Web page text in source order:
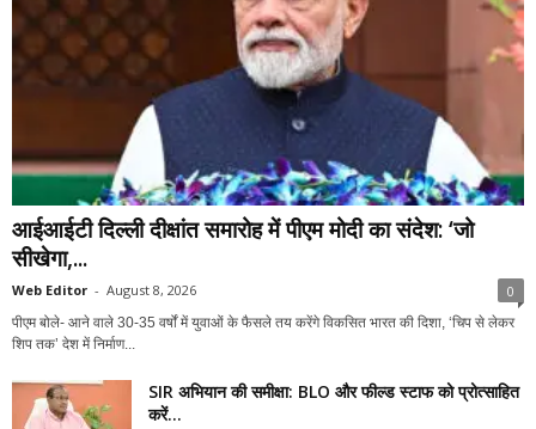
आईआईटी दिल्ली दीक्षांत समारोह में पीएम मोदी का संदेश: ‘जो
सीखेगा,...
Web Editor - August 8, 2026 0
पीएम बोले- आने वाले 30-35 वर्षों में युवाओं के फैसले तय करेंगे विकसित भारत की दिशा, ‘चिप से लेकर
शिप तक’ देश में निर्माण...
SIR अभियान की समीक्षा: BLO और फील्ड स्टाफ को प्रोत्साहित
करें...